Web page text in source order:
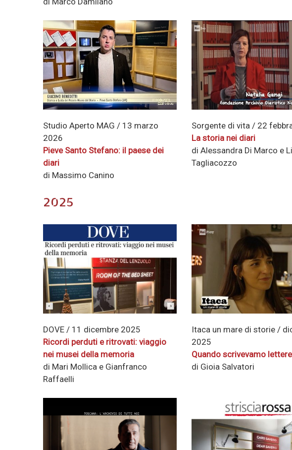
Studio Aperto MAG / 13 marzo
2026
Pieve Santo Stefano: il paese dei
diari
di Massimo Canino
Sorgente di vita / 22
La storia nei diari
di Alessandra Di Marco e
Tagliacozzo
2025
DOVE / 11 dicembre 2025
Ricordi perduti e ritrovati: viaggio
nei musei della memoria
di Mari Mollica e Gianfranco
Raffaelli
Itaca un mare di storie /
2025
Quando scrivevamo lettere
di Gioia Salvatori